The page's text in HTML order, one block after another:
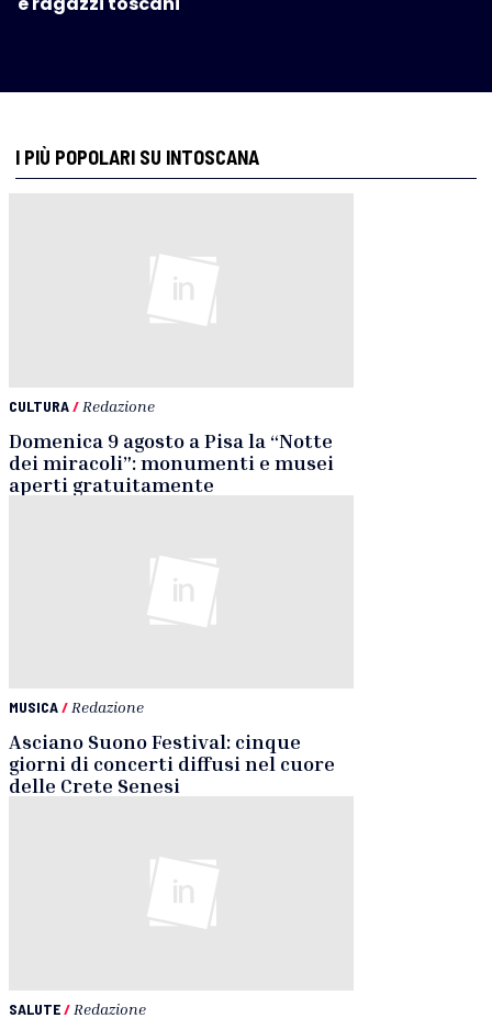
I PIÙ POPOLARI SU INTOSCANA
CULTURA/ Redazione
Domenica 9 agosto a Pisa la “Notte
dei miracoli”: monumenti e musei
aperti gratuitamente
MUSICA/ Redazione
Asciano Suono Festival: cinque
giorni di concerti diffusi nel cuore
delle Crete Senesi
SALUTE/ Redazione